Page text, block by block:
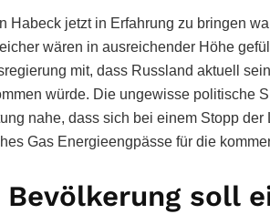
Habeck jetzt in Erfahrung zu bringen
wären in ausreichender Höhe
mit, dass Russland aktuell
würde. Die ungewisse politische
nahe, dass sich bei einem Stopp
Gas Energieengpässe für die
Bevölkerung soll